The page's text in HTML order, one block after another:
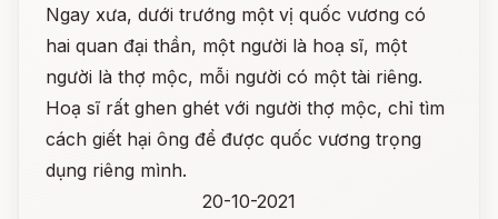
Ngay xưa, dưới trướng một vị quốc vương có
hai quan đại thần, một người là hoạ sĩ, một
người là thợ mộc, mỗi người có một tài riêng.
Hoạ sĩ rất ghen ghét với người thợ mộc, chỉ tìm
cách giết hại ông để được quốc vương trọng
dụng riêng mình.
20-10-2021